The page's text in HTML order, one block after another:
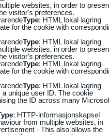
websites, in order to
visitor's preferences.
Type: HTML lokal lagring
for the cookie with
Type: HTML lokal lagring
websites, in order to
visitor's preferences.
Type: HTML lokal lagring
for the cookie with
Type: HTML lokal lagring
unique user ID. The cookie
the ID across many
: HTTP-informasjonskapsel
from multiple websites, in
- This also allows the